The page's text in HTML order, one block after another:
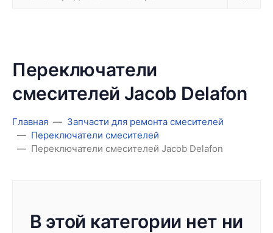
Переключатели
смесителей Jacob Delafon
Главная
Запчасти для ремонта смесителей
Переключатели смесителей
Переключатели смесителей Jacob Delafon
В этой категории нет ни